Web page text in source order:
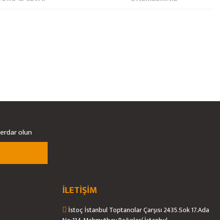
olun
İLETİŞİM
İstoç İstanbul Toptancılar Çarşısı 2435.Sok 17.Ada